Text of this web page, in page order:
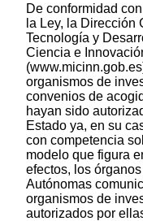
De conformidad
la Ley, la Dirección
Tecnología y
Ciencia e
organismos de
convenios de
hayan sido
Estado ya, en su
con competencia
modelo que figura
efectos, los
Autónomas
organismos de
autorizados por